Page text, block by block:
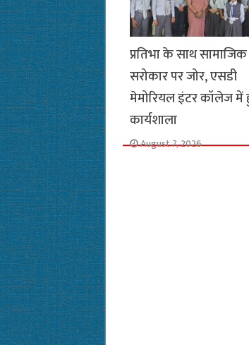
प्रतिभा के साथ सामाजिक
सरोकार पर जोर, एसडी
मेमोरियल इंटर कॉलेज में
कार्यशाला
August 7, 2026